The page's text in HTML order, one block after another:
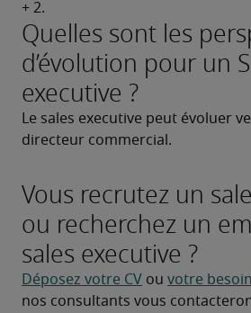
+ 2.
Quelles sont les
d’évolution pour un
executive ?
Le sales executive peut évoluer
directeur commercial.
Vous recrutez un
ou recherchez un
sales executive ?
Déposez votre CV ou votre
nos consultants vous